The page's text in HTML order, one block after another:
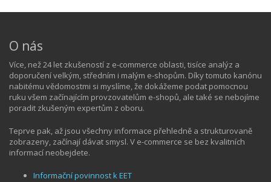
O nás
Více, než 24 let zkušeností z e-commerce oblasti, tisíce analýz a
doporučení velkým, středním i malým e-shopům. Díky tomuto kanónu
nabitému vědomostmi si myslíme, že dokážeme podat pomocnou
ruku všem začínajícím provzovatelům e-shopů, ale také se nebojíme
poradit zkušeným expertům z oboru.
Teprve pak, až jsou všechny informace přehledně a strukturovaně
zobrazeny, začínají dávat smysl. V e-commerce se bez kvalitních
informací neobejdete.
Informační povinnost k EET